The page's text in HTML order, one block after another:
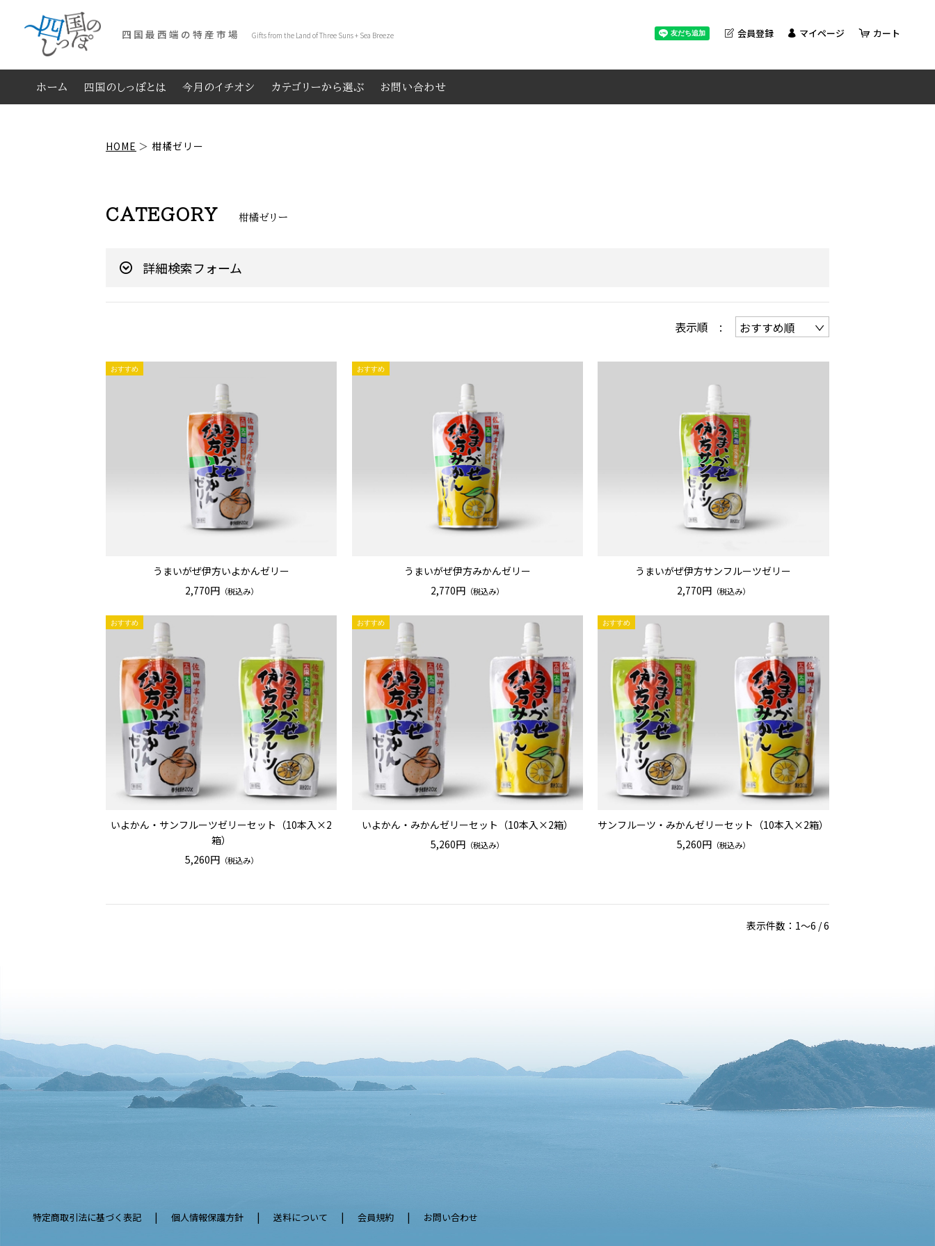
四国最西端の特産市場 Gifts from the Land of Three Suns + Sea Breeze 会員登録 マイページ カート
ホーム 四国のしっぽとは 今月のイチオシ カテゴリーから選ぶ お問い合わせ
HOME 柑橘ゼリー
CATEGORY 柑橘ゼリー
詳細検索フォーム
表示順 :
うまいがぜ伊方いよかんゼリー
2,770円 （税込み）
うまいがぜ伊方みかんゼリー
2,770円 （税込み）
うまいがぜ伊方サンフルーツゼリー
2,770円 （税込み）
いよかん・サンフルーツゼリーセット（10本入×2
箱）
5,260円 （税込み）
いよかん・みかんゼリーセット（10本入×2箱）
5,260円 （税込み）
サンフルーツ・みかんゼリーセット（10本入×2箱）
5,260円 （税込み）
表示件数：1～6 / 6
特定商取引法に基づく表記 個人情報保護方針 送料について 会員規約 お問い合わせ